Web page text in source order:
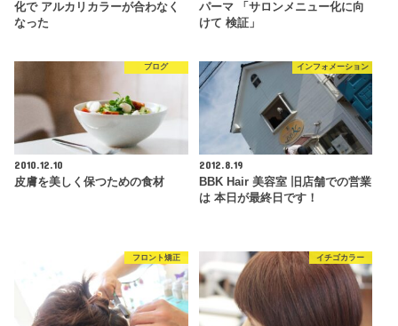
化で アルカリカラーが合わなく
なった
パーマ 「サロンメニュー化に向
けて 検証」
ブログ
2010.12.10
皮膚を美しく保つための食材
インフォメーション
2012.8.19
BBK Hair 美容室 旧店舗での営業
は 本日が最終日です！
フロント矯正 イチゴカラー